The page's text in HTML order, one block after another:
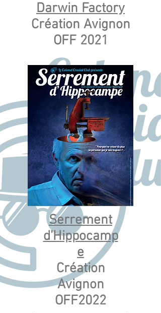
Darwin Factory
Création Avignon
OFF 2021
Serrement
d'Hippocamp
e
Création
Avignon
OFF2022